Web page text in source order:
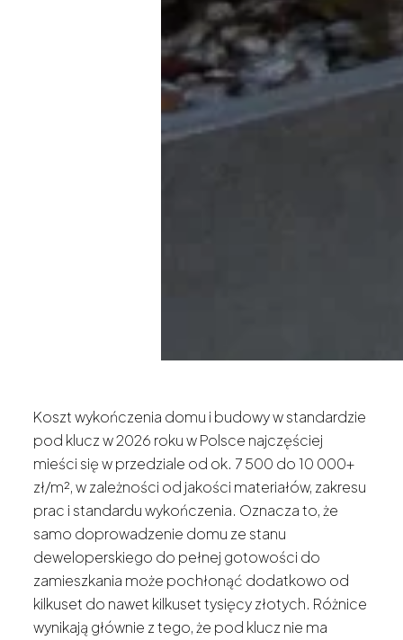
Koszt wykończenia domu i budowy w standardzie
pod klucz w 2026 roku w Polsce najczęściej
mieści się w przedziale od ok. 7 500 do 10 000+
zł/m², w zależności od jakości materiałów, zakresu
prac i standardu wykończenia. Oznacza to, że
samo doprowadzenie domu ze stanu
deweloperskiego do pełnej gotowości do
zamieszkania może pochłonąć dodatkowo od
kilkuset do nawet kilkuset tysięcy złotych. Różnice
wynikają głównie z tego, że pod klucz nie ma